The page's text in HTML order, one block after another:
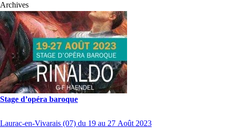
Archives
Stage d’opéra baroque
Laurac-en-Vivarais (07) du 19 au 27 Août 2023